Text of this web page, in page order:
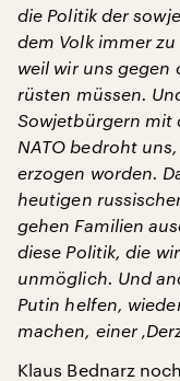
die Politik der
dem Volk immer
weil wir uns gegen
rüsten müssen.
Sowjetbürgern mit
NATO bedroht
erzogen worden.
heutigen
gehen Familien
diese Politik, die
unmöglich. Und
Putin helfen,
machen, einer
Klaus Bednarz